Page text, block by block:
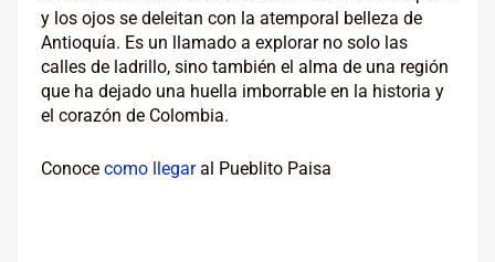
y los ojos se deleitan con la atemporal belleza de
Antioquía. Es un llamado a explorar no solo las
calles de ladrillo, sino también el alma de una región
que ha dejado una huella imborrable en la historia y
el corazón de Colombia.
Conoce como llegaral Pueblito Paisa